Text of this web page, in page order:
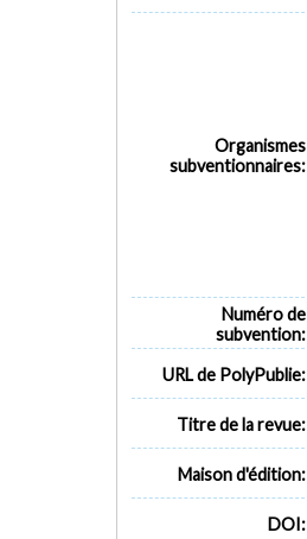
MOTS CLÉS
Organismes
subventionnaires:
Numéro de
subvention:
URL de PolyPublie:
Titre de la revue:
Maison d'édition:
DOI: